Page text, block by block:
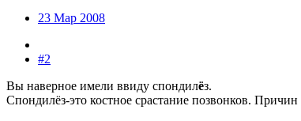
23 Мар 2008
#2
Вы наверное имели ввиду спондилёз.
Спондилёз-это костное срастание позвонков.